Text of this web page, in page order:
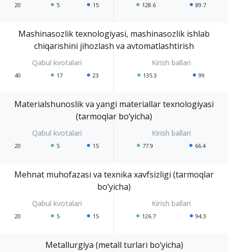
20 5 15 128.6 89.7
Mashinasozlik texnologiyasi, mashinasozlik ishlab
chiqarishini jihozlash va avtomatlashtirish
40 17 23 135.3 99
Materialshunoslik va yangi materiallar texnologiyasi
(tarmoqlar bo‘yicha)
20 5 15 77.9 66.4
Mehnat muhofazasi va texnika xavfsizligi (tarmoqlar
bo‘yicha)
20 5 15 126.7 94.3
Metallurgiya (metall turlari bo‘yicha)